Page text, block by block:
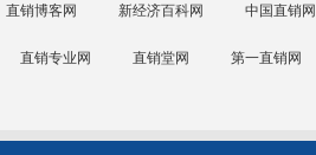
直销博客网 新经济百科网 中国直销网
直销专业网 直销堂网 第一直销网